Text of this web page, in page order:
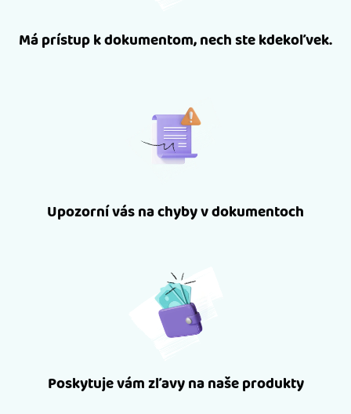
Má prístup k dokumentom, nech ste kdekoľvek.
Upozorní vás na chyby v dokumentoch
Poskytuje vám zľavy na naše produkty